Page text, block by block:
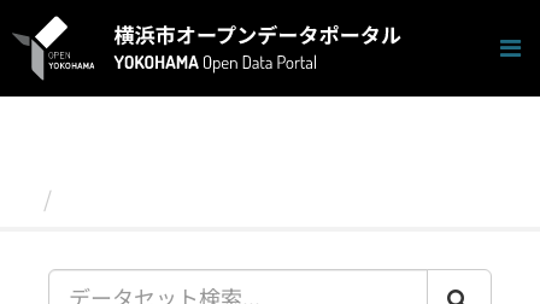
キ